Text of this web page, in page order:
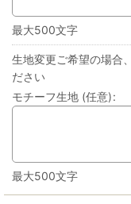
最大500文字
生地変更ご希望の場合
ださい
モチーフ生地 (任意):
最大500文字